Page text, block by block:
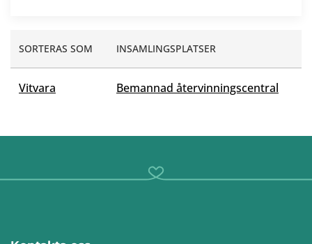
SORTERAS SOM INSAMLINGSPLATSER
Vitvara Bemannad återvinningscentral